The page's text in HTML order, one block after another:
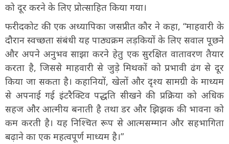
को दूर करने के लिए प्रोत्साहित किया गया।
फरीदकोट की एक अध्यापिका जसप्रीत कौर ने कहा, “माहवारी के
दौरान स्वच्छता संबंधी यह पाठ्यक्रम लड़कियों के लिए सवाल पूछने
और अपने अनुभव साझा करने हेतु एक सुरक्षित वातावरण तैयार
करता है, जिससे माहवारी से जुड़े मिथकों को प्रभावी ढंग से दूर
किया जा सकता है। कहानियों, खेलों और दृश्य सामग्री के माध्यम
से अपनाई गई इंटरैक्टिव पद्धति सीखने की प्रक्रिया को अधिक
सहज और आत्मीय बनाती है तथा डर और झिझक की भावना को
कम करती है। यह निश्चित रूप से आत्मसम्मान और सहभागिता
बढ़ाने का एक महत्वपूर्ण माध्यम है।”